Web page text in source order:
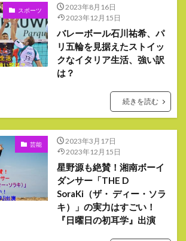
スポーツ
2023年8月16日
2023年12月15日
バレーボール石川祐希、パ
リ五輪を見据えたストイッ
クなイタリア生活、強い訳
は？
続きを読む
芸能
2023年3月17日
2023年12月15日
星野源も絶賛！湘南ボーイ
ダンサー「THE D
SoraKi（ザ・ ディー・ソラ
キ）」の実力はすごい！
『日曜日の初耳学』出演